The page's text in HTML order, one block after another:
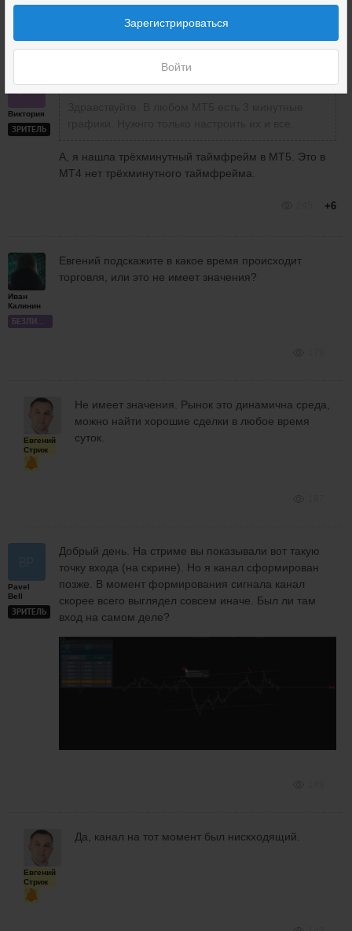
Зарегистрироваться
Войти
Виктория
ЗРИТЕЛЬ
А, я нашла трёхминутный таймфрейм в МТ5. Это в
МТ4 нет трёхминутного таймфрейма.
+6
Иван
Калинин
БЕЗЛИМИТ
Евгений подскажите в какое время происходит
торговля, или это не имеет значения?
Евгений
Стриж
Не имеет значения. Рынок это динамична среда,
можно найти хорошие сделки в любое время
суток.
Pavel
Bell
ЗРИТЕЛЬ
Добрый день. На стриме вы показывали вот такую
точку входа (на скрине). Но я канал сформирован
позже. В момент формирования сигнала канал
скорее всего выглядел совсем иначе. Был ли там
вход на самом деле?
Евгений
Стриж
Да, канал на тот момент был нискходящий.